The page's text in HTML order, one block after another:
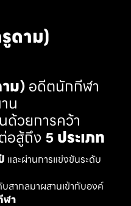
ดาม)
ม)อดีตนักกีฬา
น
ด้วยการคว้า
อสู้ถึง 5 ประเภท
และผ่านการแข่งขันระดับ
สากลมาผสานเข้ากับองค์
ฬา